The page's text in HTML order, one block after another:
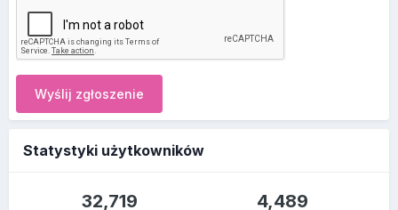
Wyślij zgłoszenie
Statystyki użytkowników
32,719 4,489